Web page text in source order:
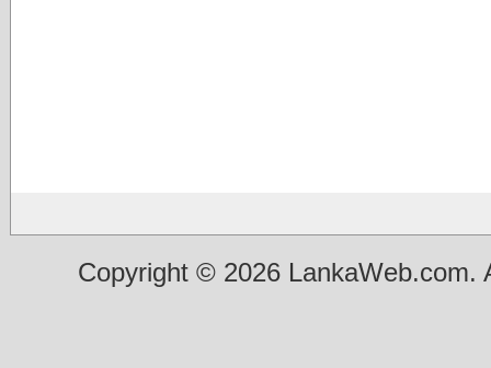
Copyright © 2026 LankaWeb.com.